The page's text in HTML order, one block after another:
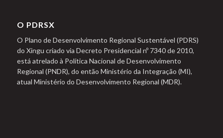
O PDRSX
O Plano de Desenvolvimento Regional Sustentável (PDRS)
do Xingu criado via Decreto Presidencial nº 7340 de 2010,
está atrelado à Política Nacional de Desenvolvimento
Regional (PNDR), do então Ministério da Integração (MI),
atual Ministério do Desenvolvimento Regional (MDR).